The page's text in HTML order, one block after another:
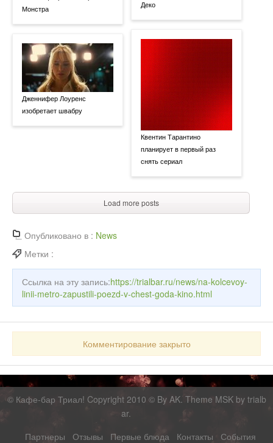
Монстра
Дженнифер Лоуренс
изобретает швабру
Деко
Квентин Тарантино
планирует в первый раз
снять сериал
Load more posts
Опубликовано в : News
Метки :
Ссылка на эту запись:https://trialbar.ru/news/na-kolcevoy-
linii-metro-zapustili-poezd-v-chest-goda-kino.html
Комментирование закрыто
© Кафе-бар Триал! Copyright 2010 © By AK. Theme MSK by trialb
ar.
Партнеры
Отзывы Первые блюда Контакты
События